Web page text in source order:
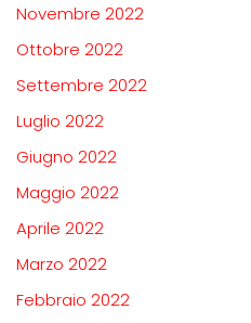
Novembre 2022
Ottobre 2022
Settembre 2022
Luglio 2022
Giugno 2022
Maggio 2022
Aprile 2022
Marzo 2022
Febbraio 2022